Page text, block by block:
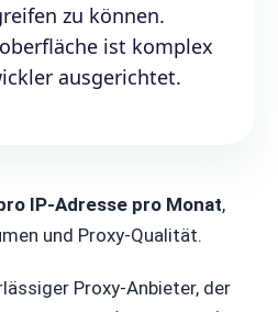
zu können.
ist komplex
ausgerichtet.
IP-Adresse pro Monat,
und Proxy-Qualität.
Proxy-Anbieter, der